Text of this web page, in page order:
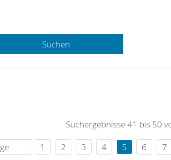
die Uhr
Suchen
Suchergebnisse 41 bis 50
1 2 3 4 5 6 7